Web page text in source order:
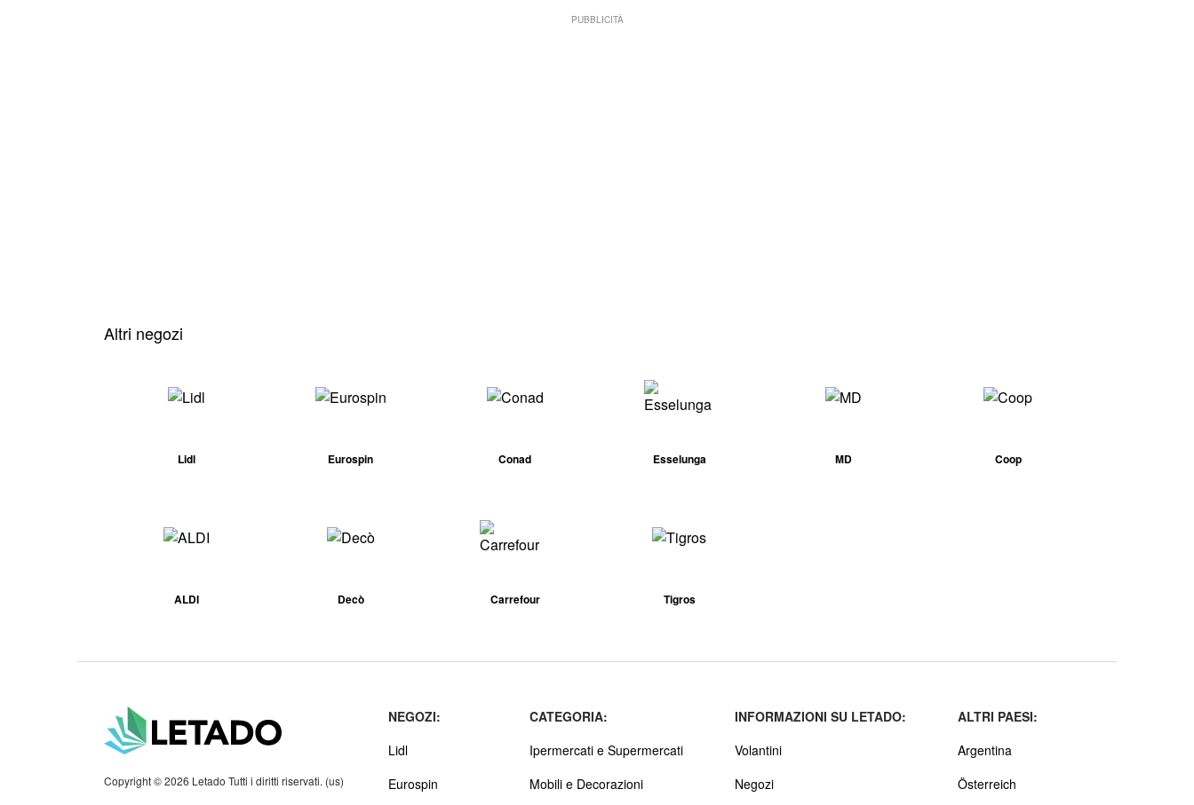
PUBBLICITÀ
Altri negozi
Lidl Eurospin Conad Esselunga MD Coop
ALDI Decò Carrefour Tigros
Copyright © 2026 Letado Tutti i diritti riservati. (us)
NEGOZI:
Lidl
Eurospin
CATEGORIA:
Ipermercati e Supermercati
Mobili e Decorazioni
INFORMAZIONI SU LETADO:
Volantini
Negozi
ALTRI PAESI:
Argentina
Österreich